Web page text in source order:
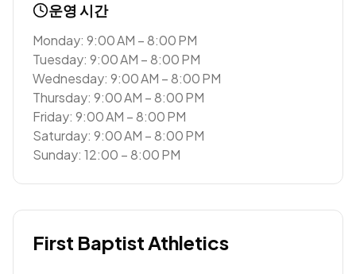
운영 시간
Monday: 9:00 AM – 8:00 PM
Tuesday: 9:00 AM – 8:00 PM
Wednesday: 9:00 AM – 8:00 PM
Thursday: 9:00 AM – 8:00 PM
Friday: 9:00 AM – 8:00 PM
Saturday: 9:00 AM – 8:00 PM
Sunday: 12:00 – 8:00 PM
First Baptist Athletics